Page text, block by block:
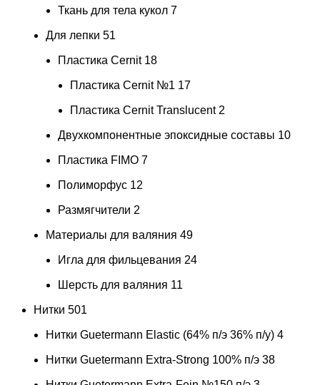
Ткань для тела кукол 7
Для лепки 51
Пластика Cernit 18
Пластика Cernit №1 17
Пластика Cernit Translucent 2
Двухкомпонентные эпоксидные составы 10
Пластика FIMO 7
Полиморфус 12
Размягчители 2
Материалы для валяния 49
Игла для фильцевания 24
Шерсть для валяния 11
Нитки 501
Нитки Guetermann Elastic (64% п/э 36% п/у) 4
Нитки Guetermann Extra-Strong 100% п/э 38